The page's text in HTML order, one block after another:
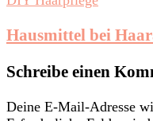
Hausmittel bei
Schreibe einen
Deine E-Mail-Adresse